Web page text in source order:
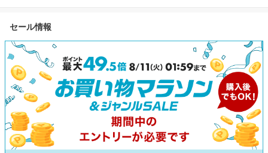
セール情報